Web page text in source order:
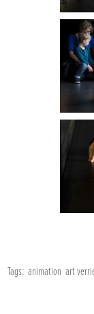
Tags: animation art